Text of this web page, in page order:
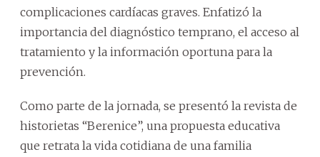
complicaciones cardíacas graves. Enfatizó la
importancia del diagnóstico temprano, el acceso al
tratamiento y la información oportuna para la
prevención.
Como parte de la jornada, se presentó la revista de
historietas “Berenice”, una propuesta educativa
que retrata la vida cotidiana de una familia